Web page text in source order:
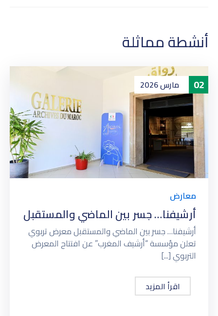
أنشطة مماثلة
02 مارس2026
معارض
أرشيفنا… جسر بين الماضي والمستقبل
أرشيفنا… جسر بين الماضي والمستقبل معرض تربوي
تعلن مؤسسة “أرشيف المغرب” عن افتتاح المعرض
التربوي [...]
اقرأ المزيد